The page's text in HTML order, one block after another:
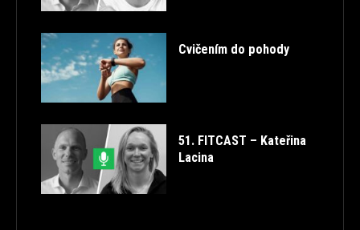
Cvičením do pohody
51. FITCAST – Kateřina
Lacina